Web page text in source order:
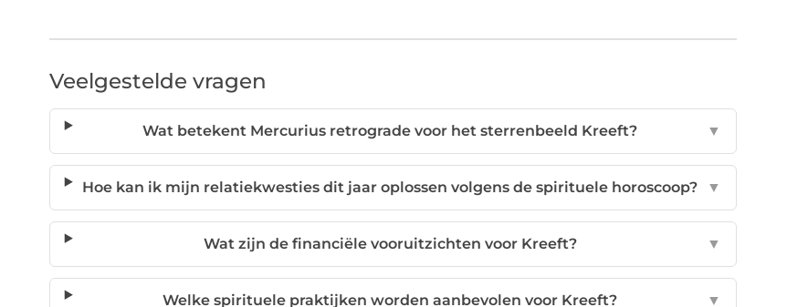
Veelgestelde vragen
Wat betekent Mercurius retrograde voor het sterrenbeeld Kreeft? ▼
Hoe kan ik mijn relatiekwesties dit jaar oplossen volgens de spirituele horoscoop? ▼
Wat zijn de financiële vooruitzichten voor Kreeft? ▼
Welke spirituele praktijken worden aanbevolen voor Kreeft? ▼